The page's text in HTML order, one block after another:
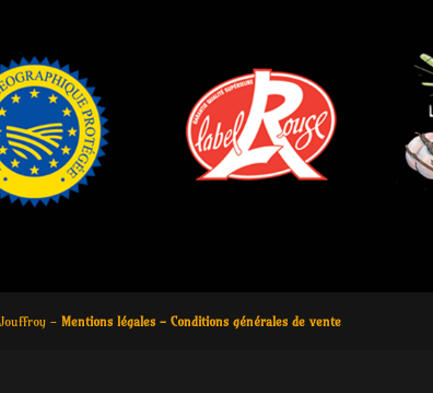
Jouffroy -Mentions légales - Conditions générales de vente